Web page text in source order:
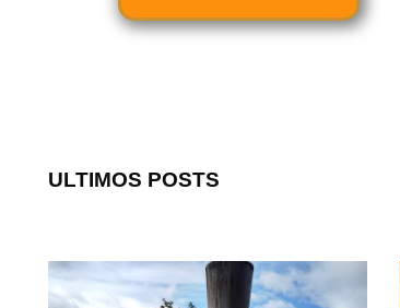
ULTIMOS POSTS